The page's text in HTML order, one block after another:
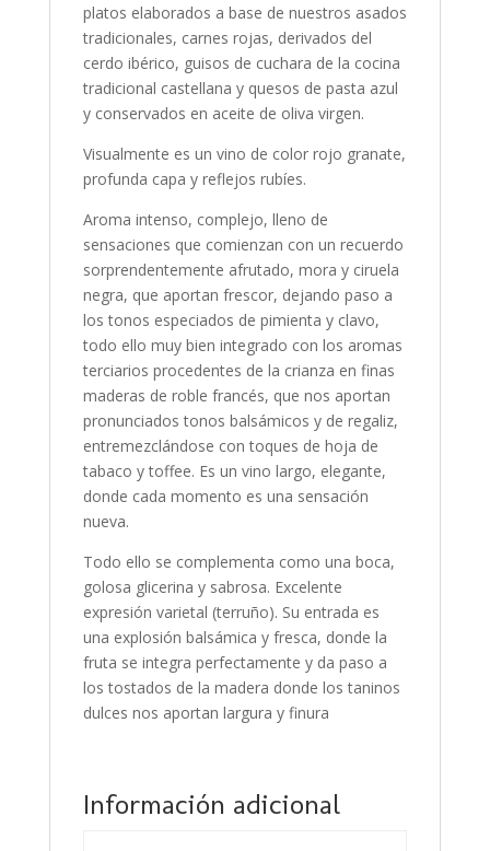
platos elaborados a base de nuestros asados
tradicionales, carnes rojas, derivados del
cerdo ibérico, guisos de cuchara de la cocina
tradicional castellana y quesos de pasta azul
y conservados en aceite de oliva virgen.
Visualmente es un vino de color rojo granate,
profunda capa y reflejos rubíes.
Aroma intenso, complejo, lleno de
sensaciones que comienzan con un recuerdo
sorprendentemente afrutado, mora y ciruela
negra, que aportan frescor, dejando paso a
los tonos especiados de pimienta y clavo,
todo ello muy bien integrado con los aromas
terciarios procedentes de la crianza en finas
maderas de roble francés, que nos aportan
pronunciados tonos balsámicos y de regaliz,
entremezclándose con toques de hoja de
tabaco y toffee. Es un vino largo, elegante,
donde cada momento es una sensación
nueva.
Todo ello se complementa como una boca,
golosa glicerina y sabrosa. Excelente
expresión varietal (terruño). Su entrada es
una explosión balsámica y fresca, donde la
fruta se integra perfectamente y da paso a
los tostados de la madera donde los taninos
dulces nos aportan largura y finura
Información adicional